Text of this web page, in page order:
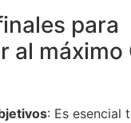
para
al máximo
: Es esencial